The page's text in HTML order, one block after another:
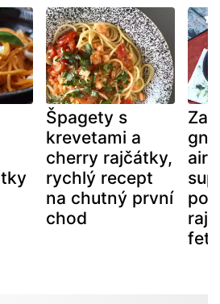
Špagety s
krevetami a
cherry rajčátky,
rychlý recept
na chutný první
chod